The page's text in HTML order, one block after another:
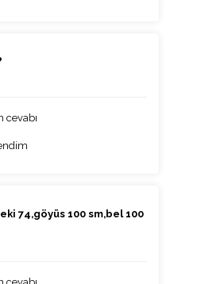
cevabı
74,göyüs 100 sm,bel 100